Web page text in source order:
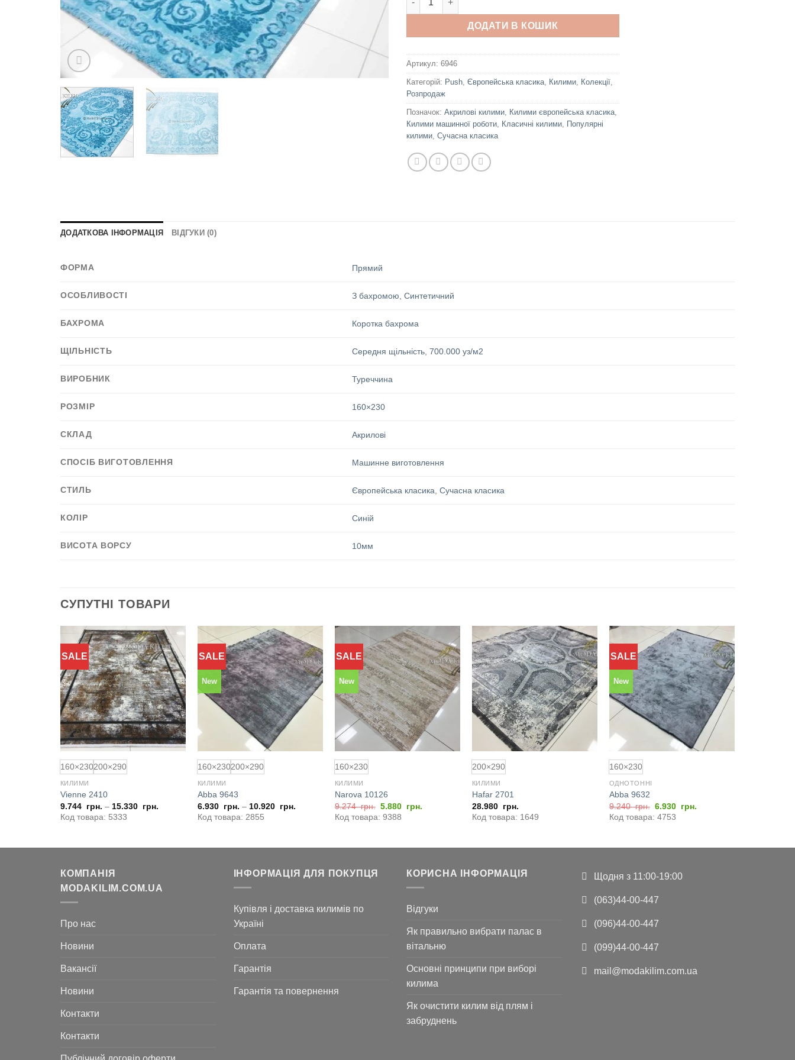
ДОДАТИ В КОШИК
Артикул: 6946
Категорій: Push Європейська класика Килими Колекції
Розпродаж
Позначок: Акрилові килими Килими європейська класика
Килими машинної роботи Класичні килими Популярні
килими Сучасна класика
ДОДАТКОВА ІНФОРМАЦІЯ ВІДГУКИ (0)
ФОРМА Прямий
ОСОБЛИВОСТІ З бахромою ,Синтетичний
БАХРОМА Коротка бахрома
ЩІЛЬНІСТЬ Середня щільність ,700.000 уз/м2
ВИРОБНИК Туреччина
РОЗМІР 160×230
СКЛАД Акрилові
СПОСІБ ВИГОТОВЛЕННЯ Машинне виготовлення
СТИЛЬ Європейська класика ,Сучасна класика
КОЛІР Синій
ВИСОТА ВОРСУ 10мм
СУПУТНІ ТОВАРИ
SALE
Додати
до
обраного
160×230200×290
КИЛИМИ
Vienne 2410
9.744 грн. – 15.330 грн.
Код товара: 5333
SALE
New
Додати
до
обраного
160×230200×290
КИЛИМИ
Abba 9643
6.930 грн. – 10.920 грн.
Код товара: 2855
SALE
New
Додати
до
обраного
160×230
КИЛИМИ
Narova 10126
9.274грн. Оригінальна
ціна:
9.274
5.880 грн.
Код товара: 9388
Додати
до
обраного
200×290
КИЛИМИ
Hafar 2701
28.980 грн.
Код товара: 1649
SALE
New
Додати
до
обраного
160×230
ОДНОТОННІ
Abba 9632
9.240грн. Оригінальна
ціна:
9.240
6.930 грн.
Код товара: 4753
КОМПАНІЯ
MODAKILIM.COM.UA
Про нас
Новини
Вакансії
Новини
Контакти
Контакти
ІНФОРМАЦІЯ ДЛЯ ПОКУПЦЯ
Купівля і доставка килимів по
Україні
Оплата
Гарантія
Гарантія та повернення
КОРИСНА ІНФОРМАЦІЯ
Відгуки
Як правильно вибрати палас в
вітальню
Основні принципи при виборі
килима
Як очистити килим від плям і
забруднень
Щодня з 11:00-19:00
(063)44-00-447
(096)44-00-447
(099)44-00-447
mail@modakilim.com.ua